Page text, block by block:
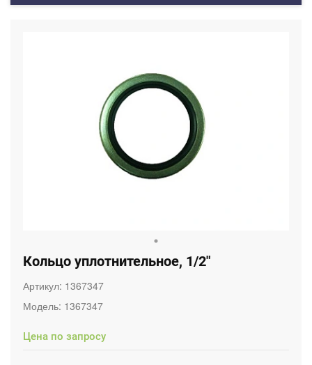
Кольцо уплотнительное, 1/2"
Артикул: 1367347
Модель: 1367347
Цена по запросу